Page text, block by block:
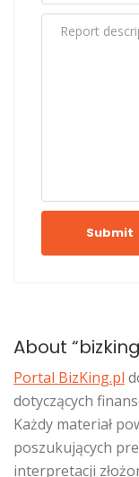
Submit
About
Portal BizKing.pl
dotyczących
Każdy materiał
poszukujących
interpretacji